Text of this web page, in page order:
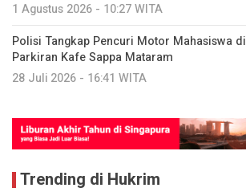
1 Agustus 2026 - 10:27 WITA
Polisi Tangkap Pencuri Motor Mahasiswa di
Parkiran Kafe Sappa Mataram
28 Juli 2026 - 16:41 WITA
Trending di Hukrim